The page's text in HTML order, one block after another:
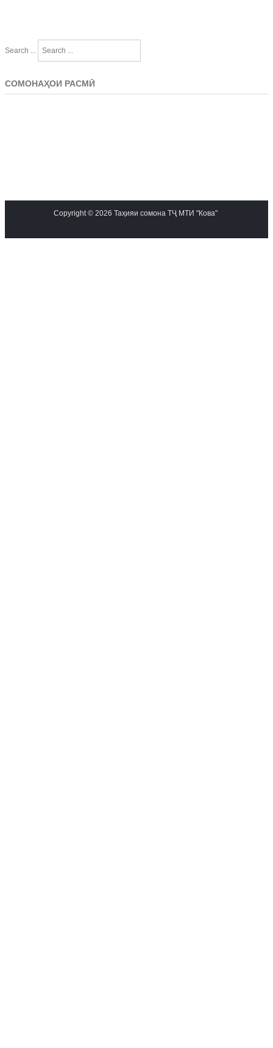
Search ...
СОМОНАҲОИ РАСМӢ
Copyright © 2026 Таҳияи сомона ТҶ МТИ "Кова"